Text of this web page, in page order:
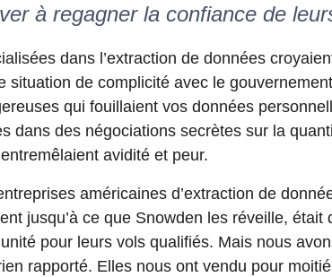
à regagner la confiance de
dans l’extraction de données
situation de complicité avec le
qui fouillaient vos données
dans des négociations secrètes sur la
avidité et peur.
américaines d’extraction de
jusqu’à ce que Snowden les réveille, était
pour leurs vols qualifiés. Mais nous
rapporté. Elles nous ont vendu pour